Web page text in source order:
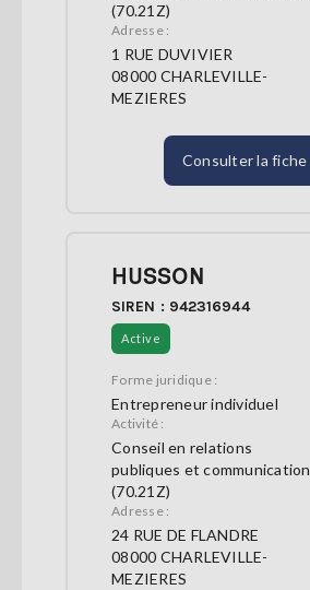
(70.21Z)
Adresse :
1 RUE DUVIVIER
08000 CHARLEVILLE-
MEZIERES
Consulter la fiche
HUSSON
SIREN : 942316944
Active
Forme juridique :
Entrepreneur individuel
Activité :
Conseil en relations
publiques et communication
(70.21Z)
Adresse :
24 RUE DE FLANDRE
08000 CHARLEVILLE-
MEZIERES